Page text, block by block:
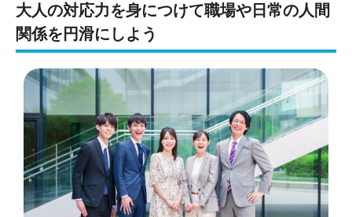
大人の対応力を身につけて職場や日常の人間
関係を円滑にしよう